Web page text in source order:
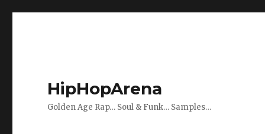
HipHopArena
Golden Age Rap… Soul & Funk… Samples…